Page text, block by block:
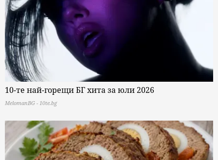
10-те най-горещи БГ хита за юли 2026
MelomanBG - 10te.bg